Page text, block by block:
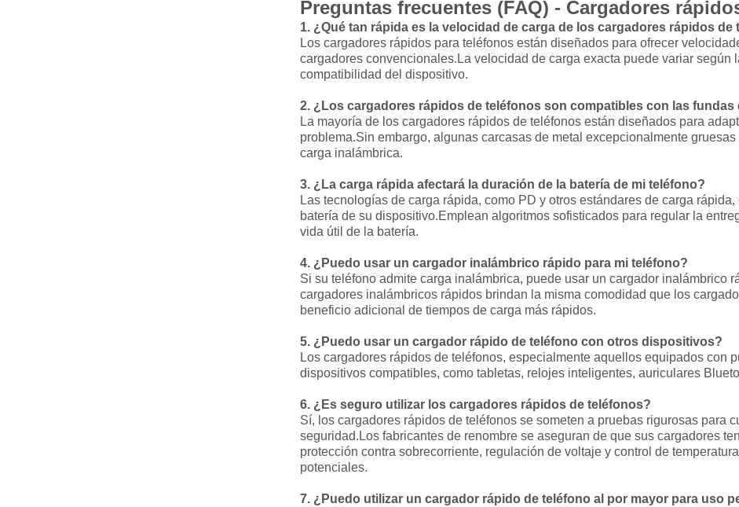
Preguntas frecuentes (FAQ) - Cargadores
1. ¿Qué tan rápida es la velocidad de carga de los cargadores rápidos de
Los cargadores rápidos para teléfonos están diseñados para ofrecer
cargadores convencionales.La velocidad de carga exacta puede variar según
compatibilidad del dispositivo.
2. ¿Los cargadores rápidos de teléfonos son compatibles con las fundas
La mayoría de los cargadores rápidos de teléfonos están diseñados para
problema.Sin embargo, algunas carcasas de metal excepcionalmente
carga inalámbrica.
3. ¿La carga rápida afectará la duración de la batería de mi teléfono?
Las tecnologías de carga rápida, como PD y otros estándares de carga
batería de su dispositivo.Emplean algoritmos sofisticados para regular la
vida útil de la batería.
4. ¿Puedo usar un cargador inalámbrico rápido para mi teléfono?
Si su teléfono admite carga inalámbrica, puede usar un cargador inalámbrico
cargadores inalámbricos rápidos brindan la misma comodidad que los
beneficio adicional de tiempos de carga más rápidos.
5. ¿Puedo usar un cargador rápido de teléfono con otros dispositivos?
Los cargadores rápidos de teléfonos, especialmente aquellos equipados con
dispositivos compatibles, como tabletas, relojes inteligentes, auriculares
6. ¿Es seguro utilizar los cargadores rápidos de teléfonos?
Sí, los cargadores rápidos de teléfonos se someten a pruebas rigurosas para
seguridad.Los fabricantes de renombre se aseguran de que sus cargadores
protección contra sobrecorriente, regulación de voltaje y control de
potenciales.
7. ¿Puedo utilizar un cargador rápido de teléfono al por mayor para uso